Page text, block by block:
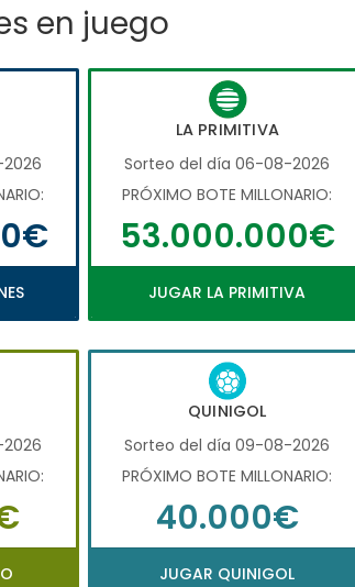
en juego
LA PRIMITIVA
Sorteo del día 06-08-2026
PRÓXIMO BOTE MILLONARIO:
53.000.000€
JUGAR LA PRIMITIVA
QUINIGOL
Sorteo del día 09-08-2026
PRÓXIMO BOTE MILLONARIO:
40.000€
JUGAR QUINIGOL